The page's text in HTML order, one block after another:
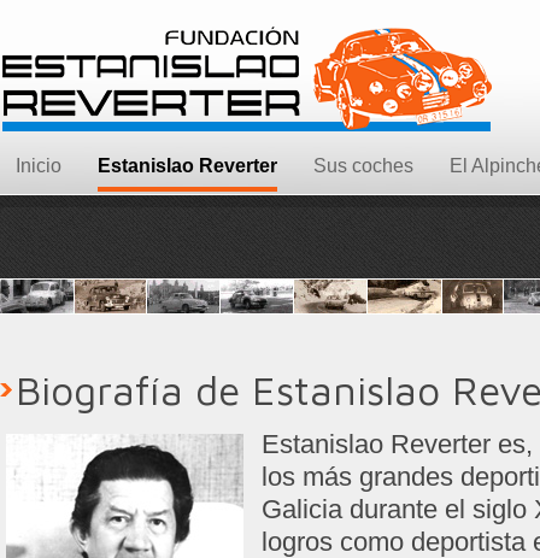
Inicio Estanislao Reverter Sus coches El
Biografía de Estanislao
Estanislao Reverter
los más grandes
Galicia durante el siglo
logros como deportista